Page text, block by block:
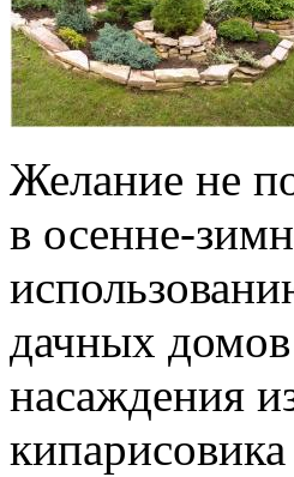
Желание не
в осенне-
дачных
насаждения